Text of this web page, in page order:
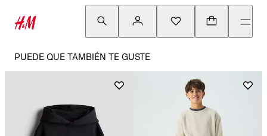
PUEDE QUE TAMBIÉN TE GUSTE